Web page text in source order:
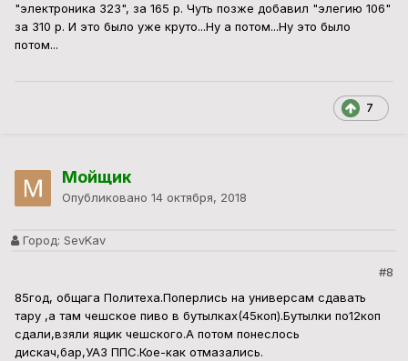
"электроника 323", за 165 р. Чуть позже добавил "элегию 106"
за 310 р. И это было уже круто...Ну а потом...Ну это было
потом...
7
Мойщик
Опубликовано 14 октября, 2018
Город: SevKav
#8
85год, общага Политеха.Поперлись на универсам сдавать
тару ,а там чешское пиво в бутылках(45коп).Бутылки по12коп
сдали,взяли ящик чешского.А потом понеслось
дискач,бар,УАЗ ППС.Кое-как отмазались.